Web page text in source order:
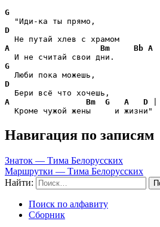
G
D
A
Bm Bb A
G
D
A
Bm G A D
  Кроме чужой жены     и жизни"
Навигация по записям
Знаток — Тима Белорусских
Маршрутки — Тима Белорусских
Найти:
Поиск по алфавиту
Сборник